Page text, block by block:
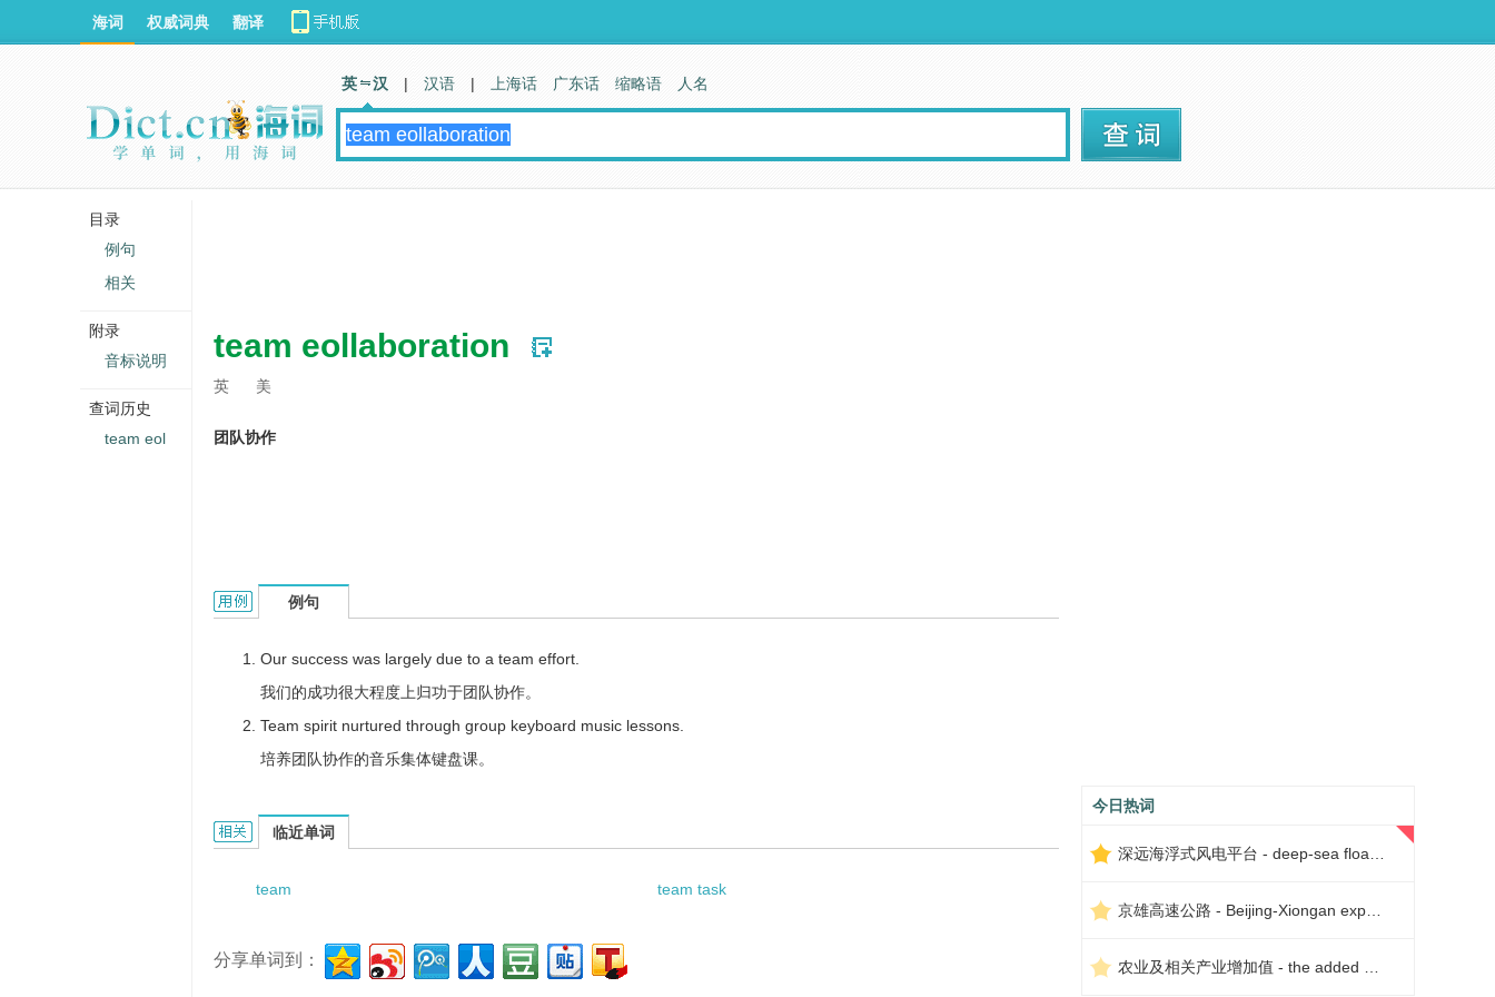
team eollaboration
英 美
团队协作
team eollaboration的用法和样例：
例句
Our success was largely due to a team effort.
我们的成功很大程度上归功于团队协作。
Team spirit nurtured through group keyboard music lessons.
培养团队协作的音乐集体键盘课。
team eollaboration的相关资料：
临近单词
team team task
分享单词到：
今日热词
海词 权威词典 翻译
英 汉 | 汉语 | 上海话 广东话 缩略语 人名
目录
例句
相关
附录
音标说明
查词历史
team eol